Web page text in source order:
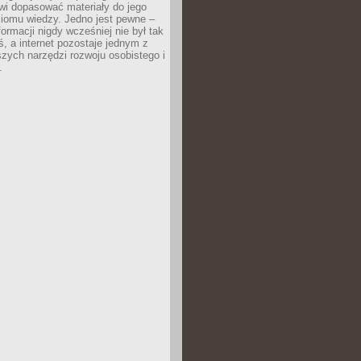
dopasować materiały do jego
wiedzy. Jedno jest pewne –
nigdy wcześniej nie był tak
a internet pozostaje jednym z
narzędzi rozwoju osobistego i